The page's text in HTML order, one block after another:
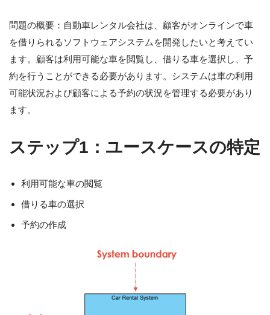
問題の概要：自動車レンタル会社は、顧客がオンラインで車
を借りられるソフトウェアシステムを開発したいと考えてい
ます。顧客は利用可能な車を閲覧し、借りる車を選択し、予
約を行うことができる必要があります。システムは車の利用
可能状況および顧客による予約の状況を管理する必要があり
ます。
ステップ1：ユースケースの特定
利用可能な車の閲覧
借りる車の選択
予約の作成